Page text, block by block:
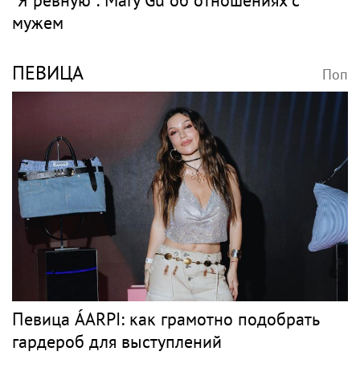
мужем
ПЕВИЦА Поп
Певица ÁARPI: как грамотно подобрать
гардероб для выступлений